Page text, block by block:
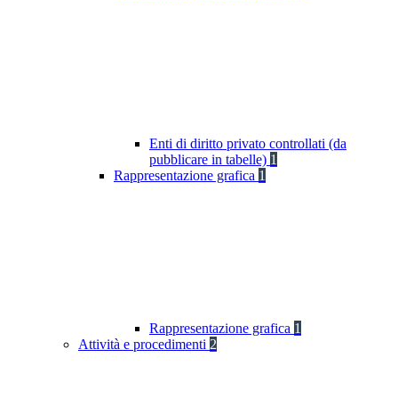
Enti di diritto privato controllati (da
pubblicare in tabelle) 1
Rappresentazione grafica 1
Rappresentazione grafica 1
Attività e procedimenti 2